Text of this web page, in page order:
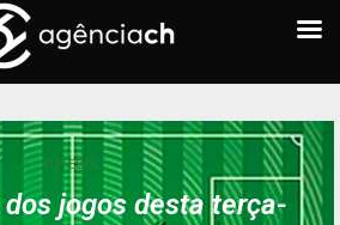
FUTEBOL
jogos desta terça-